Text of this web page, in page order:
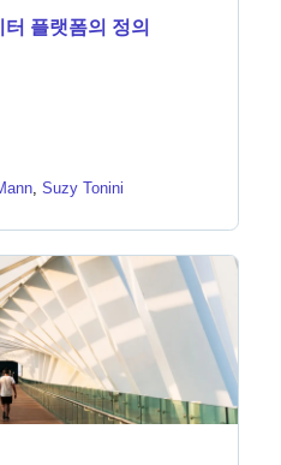
플랫폼의 정의
, Suzy Tonini